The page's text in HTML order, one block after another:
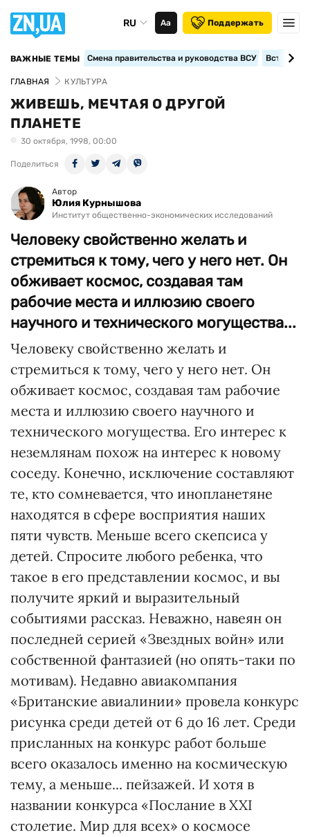
RU Аа Поддержать
ВАЖНЫЕ ТЕМЫ Смена правительства и руководства ВСУ
ГЛАВНАЯ КУЛЬТУРА
ЖИВЕШЬ, МЕЧТАЯ О ДРУГОЙ
ПЛАНЕТЕ
30 октября, 1998, 00:00
Поделиться
Автор
Юлия Курнышова
Институт общественно-экономических исследований
Человеку свойственно желать и
стремиться к тому, чего у него нет. Он
обживает космос, создавая там
рабочие места и иллюзию своего
научного и технического могущества...
Человеку свойственно желать и
стремиться к тому, чего у него нет. Он
обживает космос, создавая там рабочие
места и иллюзию своего научного и
технического могущества. Его интерес к
неземлянам похож на интерес к новому
соседу. Конечно, исключение составляют
те, кто сомневается, что инопланетяне
находятся в сфере восприятия наших
пяти чувств. Меньше всего скепсиса у
детей. Спросите любого ребенка, что
такое в его представлении космос, и вы
получите яркий и выразительный
событиями рассказ. Неважно, навеян он
последней серией «Звездных войн» или
собственной фантазией (но опять-таки по
мотивам). Недавно авиакомпания
«Британские авиалинии» провела конкурс
рисунка среди детей от 6 до 16 лет. Среди
присланных на конкурс работ больше
всего оказалось именно на космическую
тему, а меньше... пейзажей. И хотя в
названии конкурса «Послание в XXI
столетие. Мир для всех» о космосе